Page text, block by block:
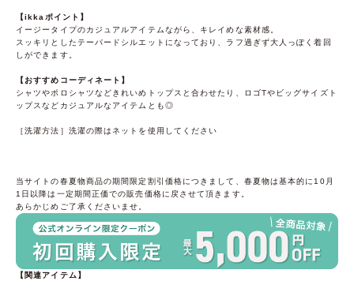
【ikkaポイント】
イージータイプのカジュアルアイテムながら、キレイめな素材感。
スッキリとしたテーパードシルエットになっており、ラフ過ぎず大人っぽく着回
しができます。
【おすすめコーディネート】
シャツやポロシャツなどきれいめトップスと合わせたり、ロゴTやビッグサイズト
ップスなどカジュアルなアイテムとも◎
［洗濯方法］洗濯の際はネットを使用してください
当サイトの春夏物商品の期間限定割引価格につきまして、春夏物は基本的に10月
1日以降は一定期間正価での販売価格に戻させて頂きます。
あらかじめご了承くださいませ。
【関連アイテム】